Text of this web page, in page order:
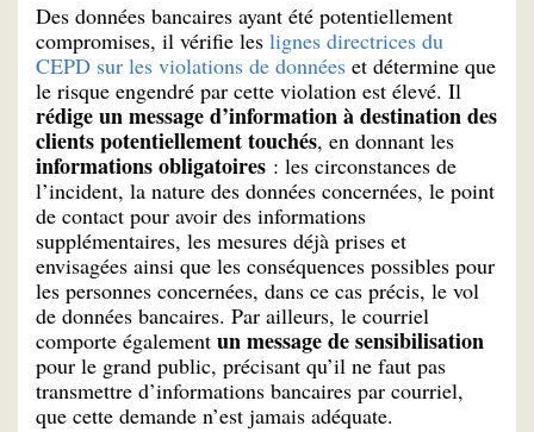
Des données bancaires ayant été potentiellement
compromises, il vérifie les lignes directrices du
CEPD sur les violations de données et détermine que
le risque engendré par cette violation est élevé. Il
rédige un message d’information à destination des
clients potentiellement touchés, en donnant les
informations obligatoires : les circonstances de
l’incident, la nature des données concernées, le point
de contact pour avoir des informations
supplémentaires, les mesures déjà prises et
envisagées ainsi que les conséquences possibles pour
les personnes concernées, dans ce cas précis, le vol
de données bancaires. Par ailleurs, le courriel
comporte également un message de sensibilisation
pour le grand public, précisant qu’il ne faut pas
transmettre d’informations bancaires par courriel,
que cette demande n’est jamais adéquate.